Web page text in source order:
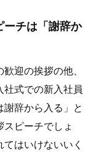
ーチは「謝辞か
迎の挨拶の他、
式での新入社員
辞から入る」と
ピーチでしょ
はいけないいく